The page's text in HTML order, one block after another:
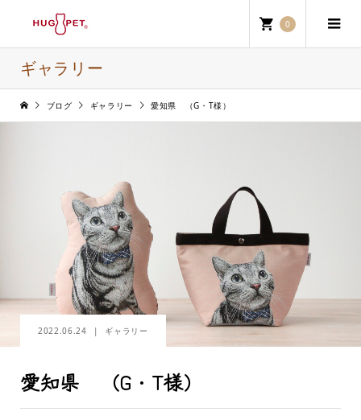
0
ギャラリー
ブログ ギャラリー 愛知県 （G・T様）
2022.06.24 ギャラリー
愛知県 （G・T様）